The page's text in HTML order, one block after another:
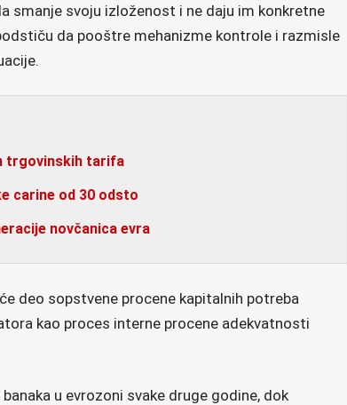
smanje svoju izloženost i ne daju im konkretne
da pooštre mehanizme kontrole i razmisle
trgovinskih tarifa
carine od 30 odsto
novčanica evra
deo sopstvene procene kapitalnih potreba
kao proces interne procene adekvatnosti
u evrozoni svake druge godine, dok